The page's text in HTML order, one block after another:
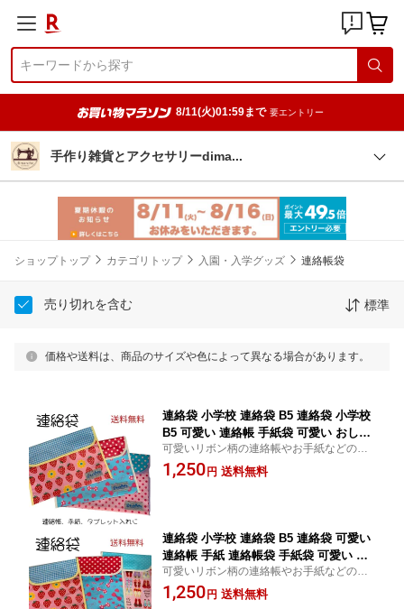
8/11(火)01:59まで 要エントリー
手作り雑貨とアクセサリーdima
ショップトップ カテゴリトップ 入園・入学グッズ 連絡帳袋
売り切れを含む 標準
価格や送料は、商品のサイズや色によって異なる場合があります。
連絡袋 小学校 連絡袋 B5 連絡袋 小学校
B5 可愛い 連絡帳 手紙袋 可愛い おしゃ
れ タブレット ケース ラミネート スト
ロベリー リボン ドット 水玉 撥水 小学
可愛いリボン柄の連絡帳やお手紙などの大
切なプリントを入れれるラミネートのケー
スです。
1,250 円 送料無料
連絡袋 小学校 連絡袋 B5 連絡袋 可愛い
連絡帳 手紙 連絡帳袋 手紙袋 可愛い お
しゃれ いちご タブレット ケース ラミ
ネート 撥水 小学生 幼稚園 入園 入学 ハ
可愛いリボン柄の連絡帳やお手紙などの大
切なプリントを入れれるラミネートのケー
スです。
1,250 円 送料無料